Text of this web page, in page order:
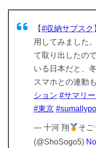
【#収納サブスク
用してみました
て取り出したの
いる日本だと、
スマホとの連動
ション #サマリ
#東京
— 十河 翔 そご
(@ShoSogo5)